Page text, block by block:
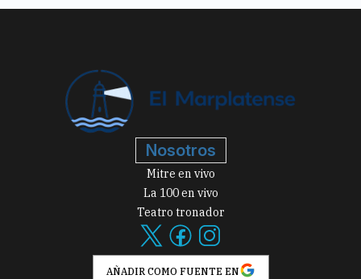
Nosotros
Mitre en vivo
La 100 en vivo
Teatro tronador
AÑADIR COMO FUENTE EN